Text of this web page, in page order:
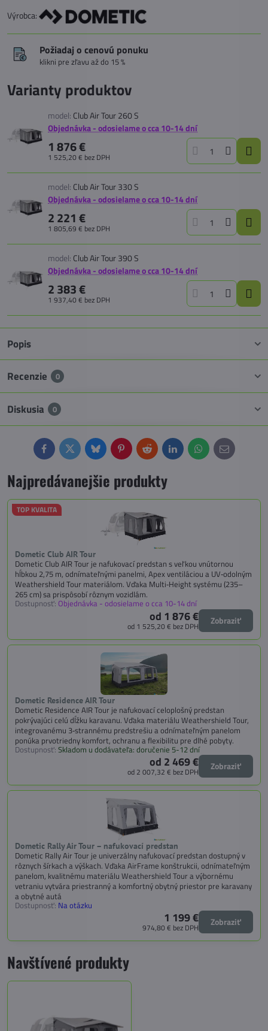
Výrobca:
Požiadaj o cenovú ponuku
klikni pre zľavu až do 15 %
Varianty produktov
model: Club Air Tour 260 S
Objednávka - odosielame o cca 10-14 dní
1 876 €
1 525,20 € bez DPH
model: Club Air Tour 330 S
Objednávka - odosielame o cca 10-14 dní
2 221 €
1 805,69 € bez DPH
model: Club Air Tour 390 S
Objednávka - odosielame o cca 10-14 dní
2 383 €
1 937,40 € bez DPH
Popis
Recenzie 0
Diskusia 0
FacebookTwitterBlueskyPinterestReddit LinkedInWhatsApp
E-
mail
Najpredávanejšie produkty
Dometic Club AIR Tour
TOP KVALITA
Dometic Club AIR Tour je nafukovací predstan s veľkou vnútornou
hĺbkou 2,75 m, odnímateľnými panelmi, Apex ventiláciou a UV‑odolným
Weathershield Tour materiálom. Vďaka Multi‑Height systému (235–
265 cm) sa prispôsobí rôznym vozidlám.
Dostupnosť: Objednávka - odosielame o cca 10-14 dní
od 1 876 €
od 1 525,20 € bez DPH Zobraziť
Dometic Residence AIR Tour
Dometic Residence AIR Tour je nafukovací celoplošný predstan
pokrývajúci celú dĺžku karavanu. Vďaka materiálu Weathershield Tour,
integrovanému 3‑strannému predstrešiu a odnímateľným panelom
ponúka prvotriedny komfort, ochranu a flexibilitu pre dlhé pobyty.
Dostupnosť: Skladom u dodávateľa: doručenie 5-12 dní
od 2 469 €
od 2 007,32 € bez DPH Zobraziť
Dometic Rally Air Tour – nafukovací predstan
Dometic Rally Air Tour je univerzálny nafukovací predstan dostupný v
rôznych šírkach a výškach. Vďaka AirFrame konštrukcii, odnímateľným
panelom, kvalitnému materiálu Weathershield Tour a výbornému
vetraniu vytvára priestranný a komfortný obytný priestor pre karavany
a obytné autá
Dostupnosť: Na otázku
1 199 €
974,80 € bez DPH Zobraziť
Navštívené produkty